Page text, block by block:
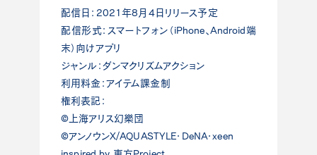
配信日：2021年8月4日リリース予定
配信形式：スマートフォン（iPhone、Android端
末）向けアプリ
ジャンル：ダンマクリズムアクション
利用料金：アイテム課金制
権利表記：
©上海アリス幻樂団
©アンノウンX/AQUASTYLE・DeNA・xeen